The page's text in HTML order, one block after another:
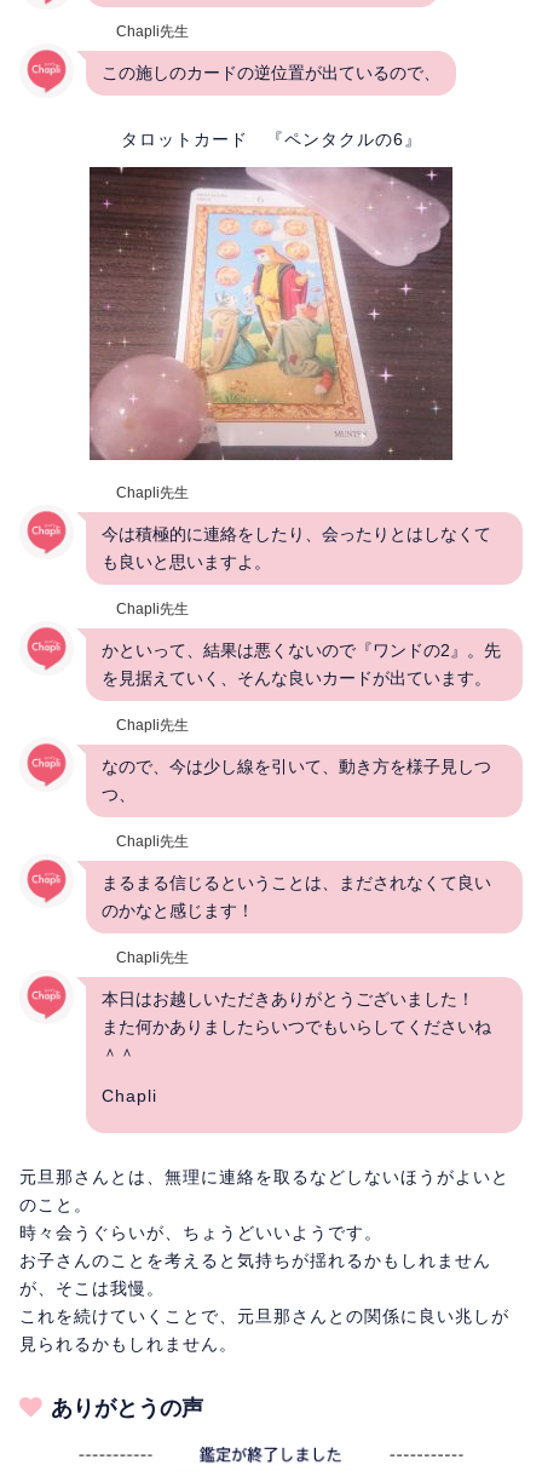
Chapli先生
この施しのカードの逆位置が出ているので、
タロットカード 『ペンタクルの6』
Chapli先生
今は積極的に連絡をしたり、会ったりとはしなくて
も良いと思いますよ。
Chapli先生
かといって、結果は悪くないので『ワンドの2』。先
を見据えていく、そんな良いカードが出ています。
Chapli先生
なので、今は少し線を引いて、動き方を様子見しつ
つ、
Chapli先生
まるまる信じるということは、まだされなくて良い
のかなと感じます！
Chapli先生
本日はお越しいただきありがとうございました！
また何かありましたらいつでもいらしてくださいね
＾＾
Chapli
元旦那さんとは、無理に連絡を取るなどしないほうがよいと
のこと。
時々会うぐらいが、ちょうどいいようです。
お子さんのことを考えると気持ちが揺れるかもしれません
が、そこは我慢。
これを続けていくことで、元旦那さんとの関係に良い兆しが
見られるかもしれません。
ありがとうの声